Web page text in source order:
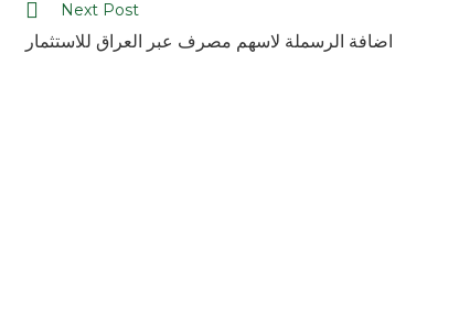
Next Post
اضافة الرسملة لاسهم مصرف عبر العراق للاستثمار